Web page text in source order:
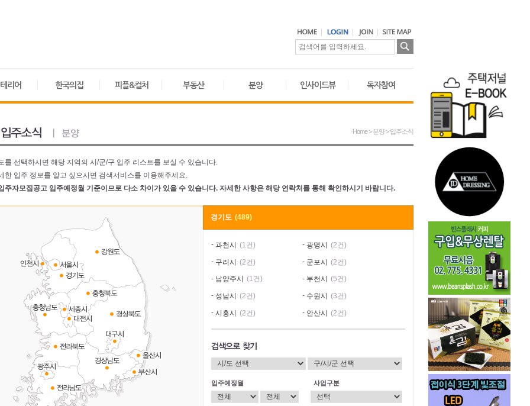
리어 한국의집 피플&컬처 부동산 분양 인사이드뷰 독자참여
·Home > 분양 > 입주소식
를 선택하시면 해당 지역의 시/군/구 입주 리스트를 보실 수 있습니다.
한 입주 정보를 알고 싶으시면 검색서비스를 이용해주세요.
주자모집공고 입주예정월 기준이므로 다소 차이가 있을 수 있습니다. 자세한 사항은 해당 연락처를 통해 확인하시기 바랍니다.
경기도 (489)
- 과천시 (1건) - 광명시 (2건)
- 구리시 (2건) - 군포시 (2건)
- 남양주시 (1건) - 부천시
(5건)
- 성남시 (2건) - 수원시
(3건)
- 시흥시 (2건) - 안산시
(2건)
-안양시 (3건) -오산시 (6건)
-의왕시 (3건)
평택시 (7건) - 가평군 (3건)
-김포시 (6건) 광주시 (3건)
양주시 (2건) 용인시
입주예정월 사업구분